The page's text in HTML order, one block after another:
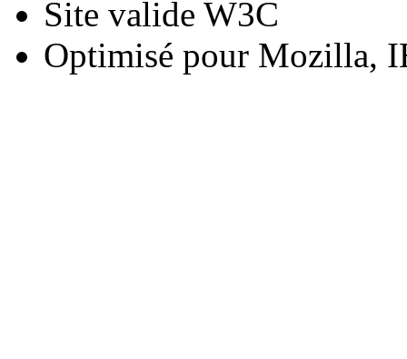
Site valide W3C
Optimisé pour Mozilla,